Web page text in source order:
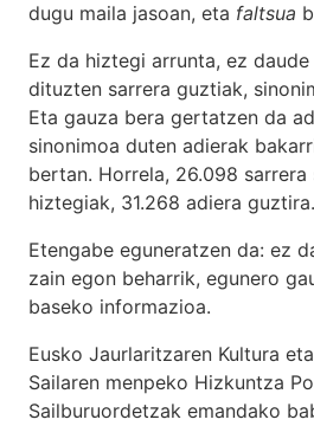
dugu maila jasoan, eta faltsua
Ez da hiztegi arrunta, ez
dituzten sarrera guztiak,
Eta gauza bera gertatzen da
sinonimoa duten adierak
bertan. Horrela, 26.098
hiztegiak, 31.268 adiera guztira.
Etengabe eguneratzen da: ez
zain egon beharrik, egunero
baseko informazioa.
Eusko Jaurlaritzaren Kultura
Sailaren menpeko Hizkuntza
Sailburuordetzak emandako